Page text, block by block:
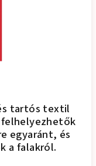
tartós textil
egyaránt, és
a falakról.